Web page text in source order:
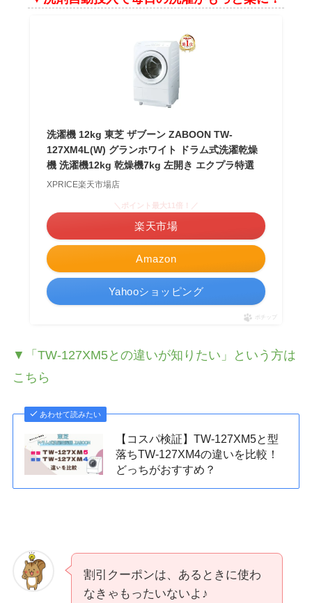
洗濯機 12kg 東芝 ザブーン ZABOON TW-
127XM4L(W) グランホワイト ドラム式洗濯乾燥
機 洗濯機12kg 乾燥機7kg 左開き エクプラ特選
XPRICE楽天市場店
Amazon
＼ポイント最大11倍！／
楽天市場
Yahooショッピング
ポチップ
▼「TW-127XM5との違いが知りたい」という方は
こちら
あわせて読みたい
【コスパ検証】TW-127XM5と型
落ちTW-127XM4の違いを比較！
どっちがおすすめ？
割引クーポンは、あるときに使わ
なきゃもったいないよ♪